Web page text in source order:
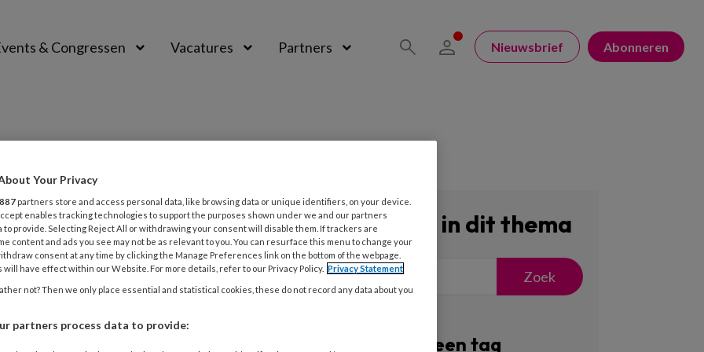
& Congressen Vacatures Partners Nieuwsbrief Abonneren
NIEUWS ONTWIKKELING VAN KINDEREN
werkdruk door vroeg zindelijke
bij Forte Kinderopvang
te verminderen, ontwikkelde Elianne
Zoeken in dit thema
Zoek
Filter op een tag
Your Privacy
887 partners store and access personal data, like browsing data or unique identifiers, on your device.
enables tracking technologies to support the purposes shown under we and our partners
to provide. Selecting Reject All or withdrawing your consent will disable them. If trackers are
content and ads you see may not be as relevant to you. You can resurface this menu to change your
consent at any time by clicking the Manage Preferences link on the bottom of the webpage.
will have effect within our Website. For more details, refer to our Privacy Policy. Privacy Statement
not? Then we only place essential and statistical cookies, these do not record any data about you
partners process data to provide: